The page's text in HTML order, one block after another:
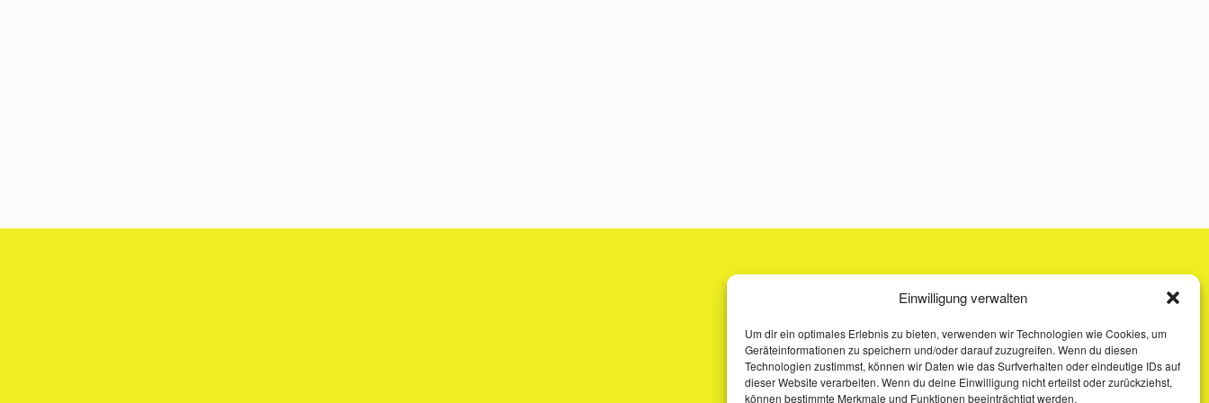
Einwilligung verwalten
Um dir ein optimales Erlebnis zu bieten, verwenden wir Technologien wie Cookies, um
Geräteinformationen zu speichern und/oder darauf zuzugreifen. Wenn du diesen
Technologien zustimmst, können wir Daten wie das Surfverhalten oder eindeutige IDs auf
dieser Website verarbeiten. Wenn du deine Einwilligung nicht erteilst oder zurückziehst,
können bestimmte Merkmale und Funktionen beeinträchtigt werden.